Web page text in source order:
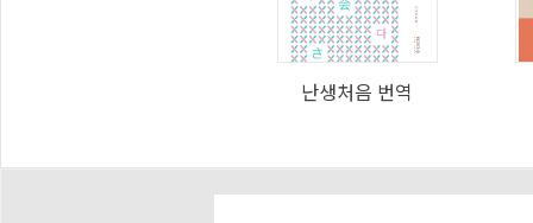
난생처음 번역